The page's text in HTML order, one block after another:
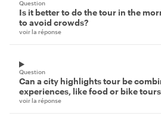
Question
Is it better to do the tour in the
to avoid crowds?
voir la réponse
Question
Can a city highlights tour be
experiences, like food or bike
voir la réponse